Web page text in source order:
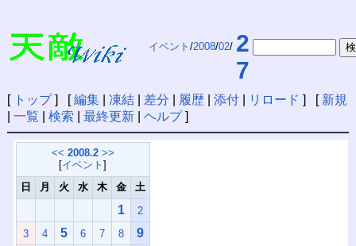
イベント /2008/02/ 2
7
[ トップ] [編集| 凍結| 差分 履歴| 添付| リロード ] [ 新規
一覧 検索 最終更新| ヘルプ]
<< 2008.2 >>
[イベント]
日
月 火 水 木 金 土
1
2
3
4 5 6 7 8 9